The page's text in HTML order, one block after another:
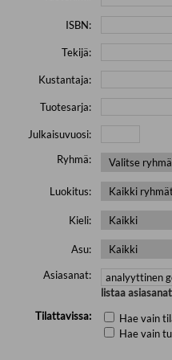
ISBN:
Tekijä:
Kustantaja:
Tuotesarja:
Julkaisuvuosi:
Ryhmä:
Luokitus:
Kieli:
Asu:
Asiasanat:
listaa asiasanat
Tilattavissa:
Hae vain
Hae vain